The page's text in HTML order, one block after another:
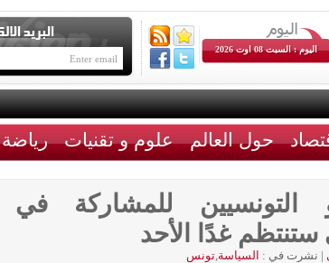
اليوم : السبت 08 اوت 2026
حول العالم علوم و تقنيات رياضة
للمشاركة في
ستنتظم غدًا الأحد
| نشرت في : السياسة,تونس